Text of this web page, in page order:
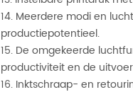
14. Meerdere modi en
productiepotentieel.
15. De omgekeerde
productiviteit en de
16. Inktschraap- en